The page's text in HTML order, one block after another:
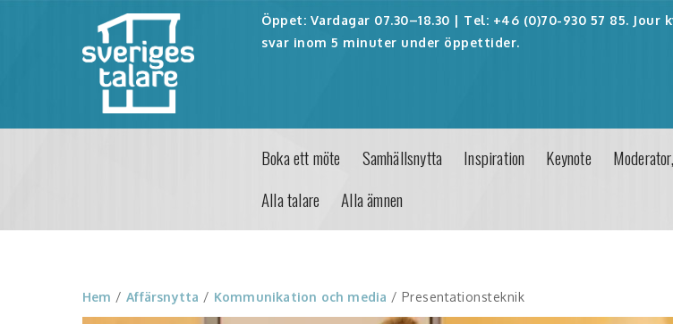
Öppet: Vardagar 07.30–18.30 | Tel: +46 (0)70-930 57 85. Jour
svar inom 5 minuter under öppettider.
Boka ett möte Samhällsnytta Inspiration Keynote
Alla talare
Alla ämnen
Hem /Affärsnytta / Kommunikation och media / Presentationsteknik